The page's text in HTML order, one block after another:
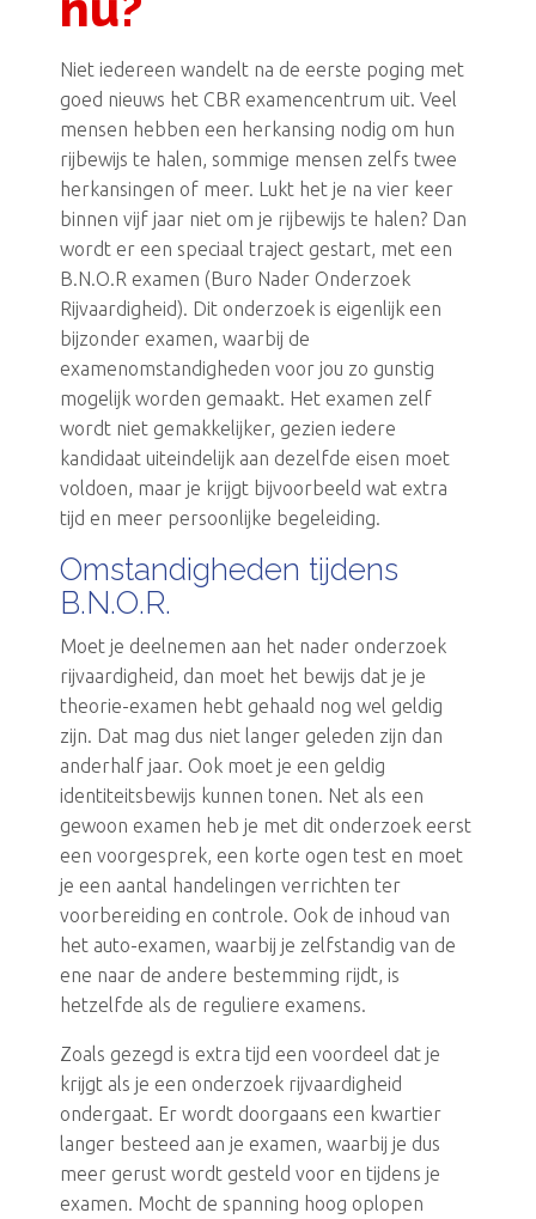
Niet iedereen wandelt na de eerste poging met
goed nieuws het CBR examencentrum uit. Veel
mensen hebben een herkansing nodig om hun
rijbewijs te halen, sommige mensen zelfs twee
herkansingen of meer. Lukt het je na vier keer
binnen vijf jaar niet om je rijbewijs te halen? Dan
wordt er een speciaal traject gestart, met een
B.N.O.R examen (Buro Nader Onderzoek
Rijvaardigheid). Dit onderzoek is eigenlijk een
bijzonder examen, waarbij de
examenomstandigheden voor jou zo gunstig
mogelijk worden gemaakt. Het examen zelf
wordt niet gemakkelijker, gezien iedere
kandidaat uiteindelijk aan dezelfde eisen moet
voldoen, maar je krijgt bijvoorbeeld wat extra
tijd en meer persoonlijke begeleiding.
Omstandigheden tijdens
B.N.O.R.
Moet je deelnemen aan het nader onderzoek
rijvaardigheid, dan moet het bewijs dat je je
theorie-examen hebt gehaald nog wel geldig
zijn. Dat mag dus niet langer geleden zijn dan
anderhalf jaar. Ook moet je een geldig
identiteitsbewijs kunnen tonen. Net als een
gewoon examen heb je met dit onderzoek eerst
een voorgesprek, een korte ogen test en moet
je een aantal handelingen verrichten ter
voorbereiding en controle. Ook de inhoud van
het auto-examen, waarbij je zelfstandig van de
ene naar de andere bestemming rijdt, is
hetzelfde als de reguliere examens.
Zoals gezegd is extra tijd een voordeel dat je
krijgt als je een onderzoek rijvaardigheid
ondergaat. Er wordt doorgaans een kwartier
langer besteed aan je examen, waarbij je dus
meer gerust wordt gesteld voor en tijdens je
examen. Mocht de spanning hoog oplopen